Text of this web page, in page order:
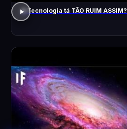
A Tecnologia tá TÃO RUIM ASSIM?